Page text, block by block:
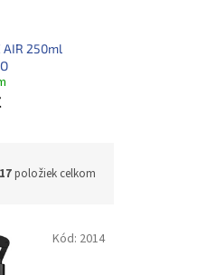
AIR 250ml
17položiek celkom
Kód: 2014